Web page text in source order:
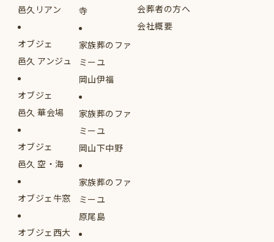
邑久リアン
オブジェ
邑久 アンジュ
オブジェ
邑久 華会場
オブジェ
邑久 空・海
オブジェ牛窓
オブジェ西大
寺
家族葬のファ
ミーユ
岡山伊福
家族葬のファ
ミーユ
岡山下中野
家族葬のファ
ミーユ
原尾島
会葬者の方へ
会社概要